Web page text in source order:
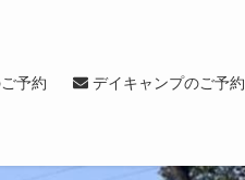
予約 デイキャンプのご予約